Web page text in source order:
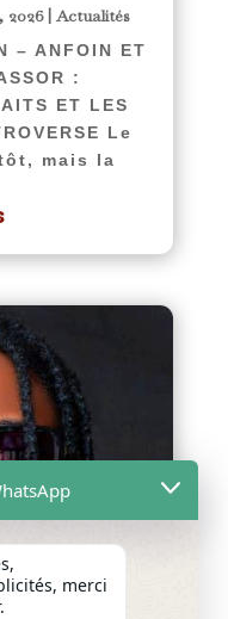
2026|Actualités
– ANFOIN ET
:
ET LES
Le
mais la
merci